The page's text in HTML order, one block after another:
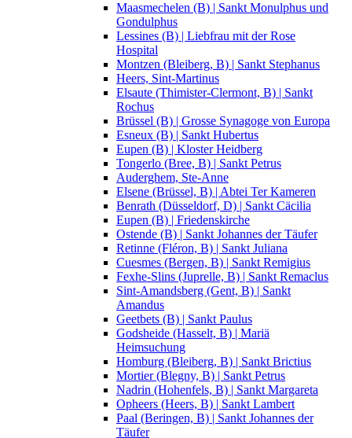
Maasmechelen (B) | Sankt Monulphus und
Gondulphus
Lessines (B) | Liebfrau mit der Rose
Hospital
Montzen (Bleiberg, B) | Sankt Stephanus
Heers, Sint-Martinus
Elsaute (Thimister-Clermont, B) | Sankt
Rochus
Brüssel (B) | Grosse Synagoge von Europa
Esneux (B) | Sankt Hubertus
Eupen (B) | Kloster Heidberg
Tongerlo (Bree, B) | Sankt Petrus
Auderghem, Ste-Anne
Elsene (Brüssel, B) | Abtei Ter Kameren
Benrath (Düsseldorf, D) | Sankt Cäcilia
Eupen (B) | Friedenskirche
Ostende (B) | Sankt Johannes der Täufer
Retinne (Fléron, B) | Sankt Juliana
Cuesmes (Bergen, B) | Sankt Remigius
Fexhe-Slins (Juprelle, B) | Sankt Remaclus
Sint-Amandsberg (Gent, B) | Sankt
Amandus
Geetbets (B) | Sankt Paulus
Godsheide (Hasselt, B) | Mariä
Heimsuchung
Homburg (Bleiberg, B) | Sankt Brictius
Mortier (Blegny, B) | Sankt Petrus
Nadrin (Hohenfels, B) | Sankt Margareta
Opheers (Heers, B) | Sankt Lambert
Paal (Beringen, B) | Sankt Johannes der
Täufer